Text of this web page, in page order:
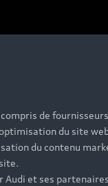
de
du site
du contenu
Audi et ses
être
Audi.